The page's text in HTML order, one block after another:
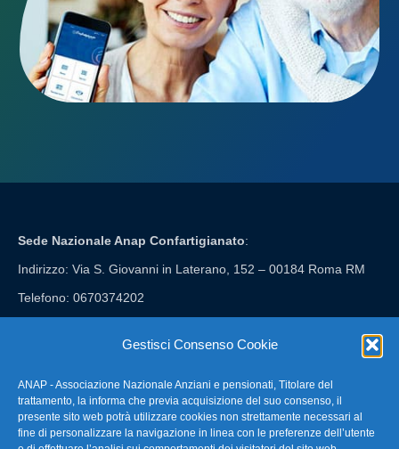
Gestisci Consenso Cookie
ANAP - Associazione Nazionale Anziani e pensionati, Titolare del
trattamento, la informa che previa acquisizione del suo consenso, il
presente sito web potrà utilizzare cookies non strettamente necessari al
fine di personalizzare la navigazione in linea con le preferenze dell’utente
Sede Nazionale Anap Confartigianato:
Indirizzo: Via S. Giovanni in Laterano, 152 – 00184 Roma RM
Telefono: 0670374202
FAQ – Domande Frequenti
La nostra Newsletter